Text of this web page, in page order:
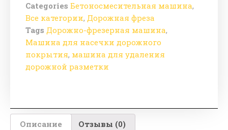
Categories Бетоносмесительная машина,
Все категории, Дорожная фреза
Tags Дорожно-фрезерная машина,
Машина для насечки дорожного
покрытия, машина для удаления
дорожной разметки
Описание Отзывы (0)